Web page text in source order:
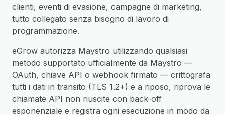
clienti, eventi di evasione, campagne di marketing,
tutto collegato senza bisogno di lavoro di
programmazione.
eGrow autorizza Maystro utilizzando qualsiasi
metodo supportato ufficialmente da Maystro —
OAuth, chiave API o webhook firmato — crittografa
tutti i dati in transito (TLS 1.2+) e a riposo, riprova le
chiamate API non riuscite con back-off
esponenziale e registra ogni esecuzione in modo da